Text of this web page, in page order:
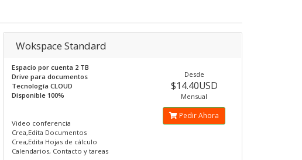
Wokspace Standard
Espacio por cuenta 2 TB
Drive para documentos
Tecnología CLOUD
Disponible 100%
Video conferencia
Crea,Edita Documentos
Crea,Edita Hojas de cálculo
Calendarios, Contacto y tareas
Desde
$14.40USD
Mensual
Pedir Ahora